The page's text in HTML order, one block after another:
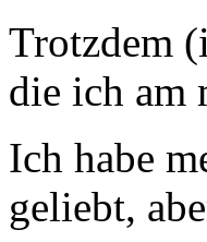
Trotzdem
die ich am
Ich habe
geliebt,